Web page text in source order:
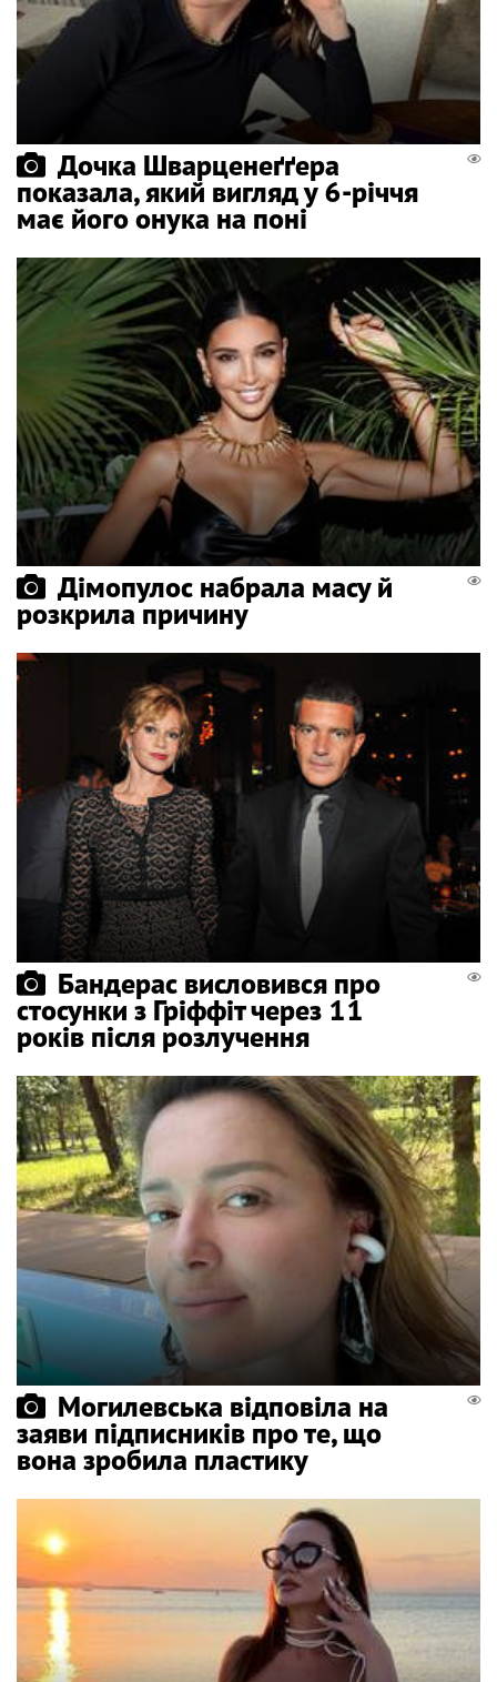
Дочка Шварценеґґера
показала, який вигляд у 6-річчя
має його онука на поні
Дімопулос набрала масу й
розкрила причину
Бандерас висловився про
стосунки з Гріффіт через 11
років після розлучення
Могилевська відповіла на
заяви підписників про те, що
вона зробила пластику